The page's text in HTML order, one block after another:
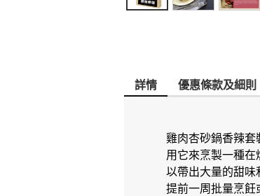
詳情 優惠條款及細則
雞肉杏砂鍋香辣套
用它來烹製一種
以帶出大量的甜味
提前一周批量烹